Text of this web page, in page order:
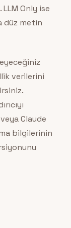
Only ise
düz metin
verilerini
Claude
bilgilerinin